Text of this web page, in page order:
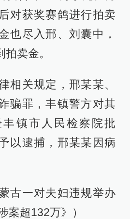
对获奖赛鸽进行拍卖
也尽入邢、刘囊中，
卖金。
相关规定，邢某某、
骗罪，丰镇警方对其
镇市人民检察院批
以逮捕，邢某某因病
古一对夫妇违规举办
案超132万》）